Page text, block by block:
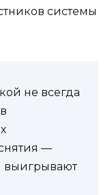
системы
не всегда
—
выигрывают